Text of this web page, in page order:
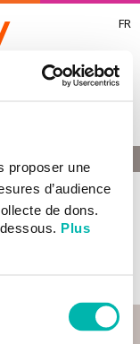
proposer une
d’audience
de dons.
Plus
FR
to
to